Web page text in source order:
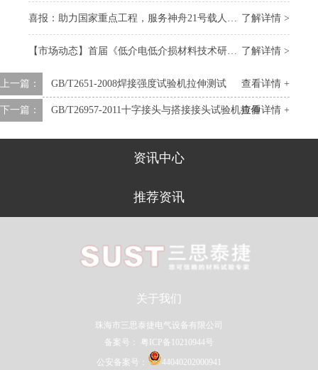
了解详情 >
喜报：助力国家重点工程，服务神舟21号载人飞船 “上太空”
了解详情 >
【市场动态】首届《低介电低介损材料技术研讨会》召开，我司受邀参会
查看详情 +
上一篇： GB/T2651-2008焊接强度试验机拉伸测试
查看详情 +
下一篇： GB/T26957-2011十字接头与搭接接头试验机拉伸
资讯中心
推荐资讯
关于我们
珠海市三思泰捷电气设备有限公司
备案号：
粤ICP备10210944号
公安备案号：
44040202000941